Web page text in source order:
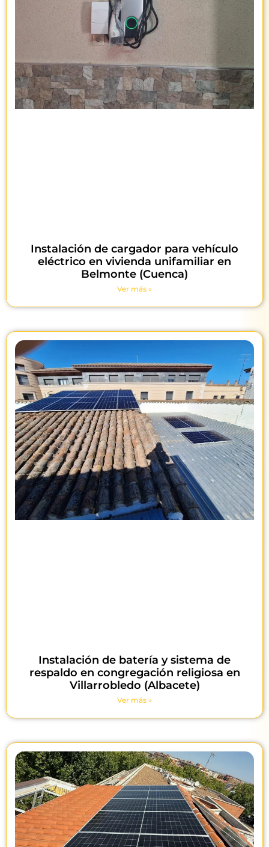
Instalación de cargador para vehículo
eléctrico en vivienda unifamiliar en
Belmonte (Cuenca)
Ver más »
Instalación de batería y sistema de
respaldo en congregación religiosa en
Villarrobledo (Albacete)
Ver más »